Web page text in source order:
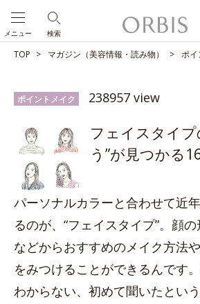
検索
メニュー
TOP マガジン（美容情報・読み物） ポイ
ポイントメイク 238957 view
フェイスタイプ
う”が見つかる
パーソナルカラーと合わせて近
るのが、“フェイスタイプ”。顔
などからおすすめのメイク方法
をみつけることができるんです
わからない、初めて聞いたとい